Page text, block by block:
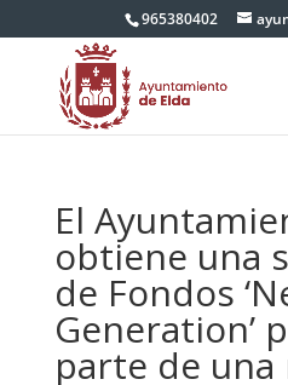
965380402
El
obtiene una
de Fondos
Generation’
parte de